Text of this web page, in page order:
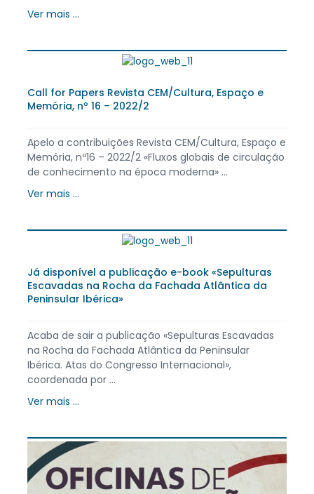
Ver mais ...
Call for Papers Revista CEM/Cultura, Espaço e
Memória, nº 16 – 2022/2
Apelo a contribuições Revista CEM/Cultura, Espaço e
Memória, nº16 – 2022/2 «Fluxos globais de circulação
de conhecimento na época moderna» ...
Ver mais ...
Já disponível a publicação e-book «Sepulturas
Escavadas na Rocha da Fachada Atlântica da
Peninsular Ibérica»
Acaba de sair a publicação «Sepulturas Escavadas
na Rocha da Fachada Atlântica da Peninsular
Ibérica. Atas do Congresso Internacional»,
coordenada por ...
Ver mais ...